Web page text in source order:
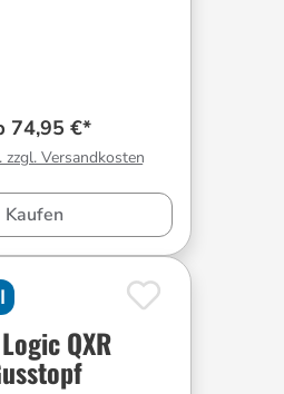
74,95 €*
Versandkosten
Kaufen
QXR